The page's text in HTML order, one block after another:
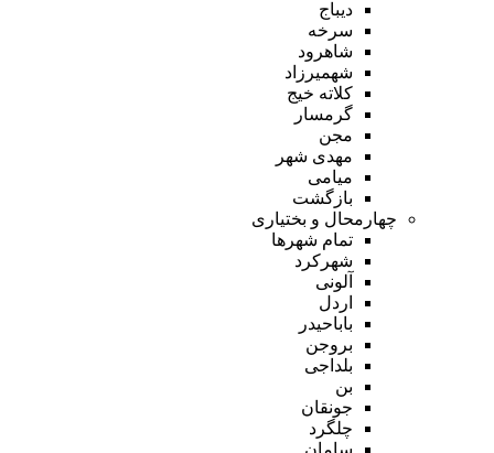
دیباج
سرخه
شاهرود
شهمیرزاد
کلاته خیج
گرمسار
مجن
مهدی شهر
میامی
بازگشت
چهارمحال و بختیاری
تمام شهر‌ها
شهرکرد
آلونی
اردل
باباحیدر
بروجن
بلداجی
بن
جونقان
چلگرد
سامان